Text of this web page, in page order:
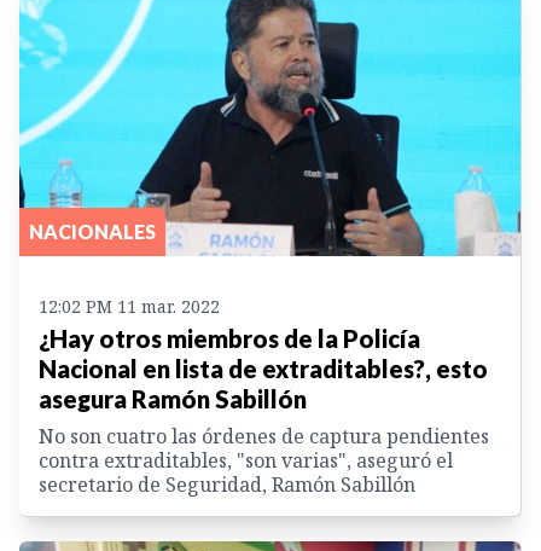
NACIONALES
12:02 PM 11 mar. 2022
¿Hay otros miembros de la Policía
Nacional en lista de extraditables?, esto
asegura Ramón Sabillón
No son cuatro las órdenes de captura pendientes
contra extraditables, "son varias", aseguró el
secretario de Seguridad, Ramón Sabillón